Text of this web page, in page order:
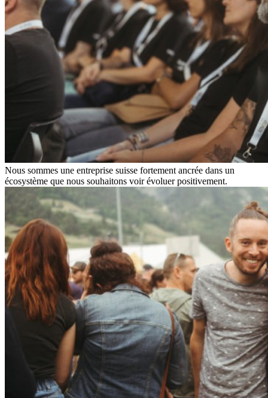
Nous sommes une entreprise suisse fortement ancrée dans un
écosystème que nous souhaitons voir évoluer positivement.